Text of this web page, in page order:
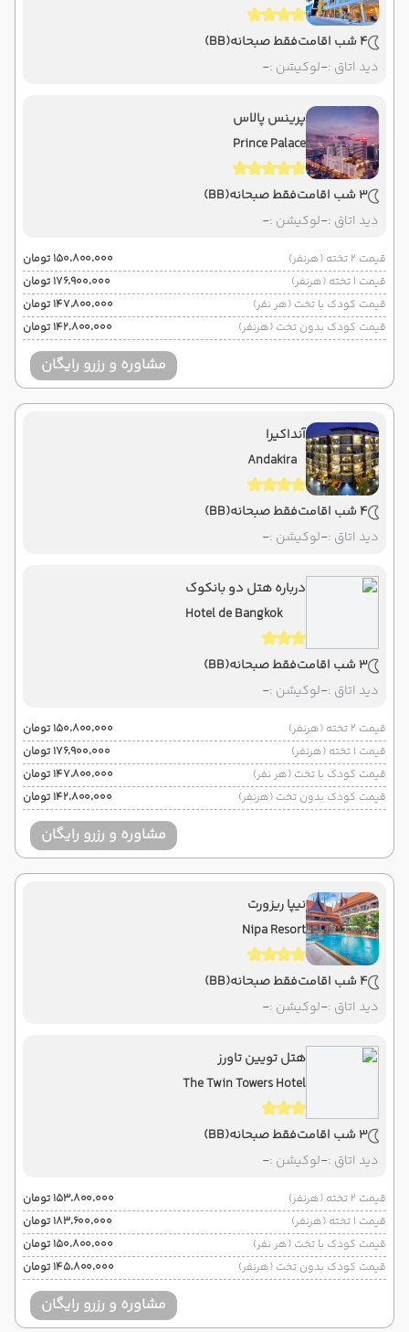
4 شب اقامت فقط صبحانه(BB)
دید اتاق :-لوکیشن :-
پرینس پالاس
Prince Palace
3 شب اقامت فقط صبحانه(BB)
دید اتاق :-لوکیشن :-
قیمت 2 تخته (هرنفر)
۱۵۰٬۸۰۰٬۰۰۰ تومان
قیمت 1 تخته (هرنفر)
۱۷۶٬۹۰۰٬۰۰۰ تومان
قیمت کودک با تخت (هر نفر)
۱۴۷٬۸۰۰٬۰۰۰ تومان
قیمت کودک بدون تخت (هرنفر)
۱۴۲٬۸۰۰٬۰۰۰ تومان
مشاوره و رزرو رایگان
آنداکیرا
Andakira
4 شب اقامت فقط صبحانه(BB)
دید اتاق :-لوکیشن :-
درباره هتل دو بانکوک
Hotel de Bangkok
3 شب اقامت فقط صبحانه(BB)
دید اتاق :-لوکیشن :-
قیمت 2 تخته (هرنفر)
۱۵۰٬۸۰۰٬۰۰۰ تومان
قیمت 1 تخته (هرنفر)
۱۷۶٬۹۰۰٬۰۰۰ تومان
قیمت کودک با تخت (هر نفر)
۱۴۷٬۸۰۰٬۰۰۰ تومان
قیمت کودک بدون تخت (هرنفر)
۱۴۲٬۸۰۰٬۰۰۰ تومان
مشاوره و رزرو رایگان
نیپا ریزورت
Nipa Resort
4 شب اقامت فقط صبحانه(BB)
دید اتاق :-لوکیشن :-
هتل تویین تاورز
The Twin Towers Hotel
3 شب اقامت فقط صبحانه(BB)
دید اتاق :-لوکیشن :-
قیمت 2 تخته (هرنفر)
۱۵۳٬۸۰۰٬۰۰۰ تومان
قیمت 1 تخته (هرنفر)
۱۸۳٬۶۰۰٬۰۰۰ تومان
قیمت کودک با تخت (هر نفر)
۱۵۰٬۸۰۰٬۰۰۰ تومان
قیمت کودک بدون تخت (هرنفر)
۱۴۵٬۸۰۰٬۰۰۰ تومان
مشاوره و رزرو رایگان